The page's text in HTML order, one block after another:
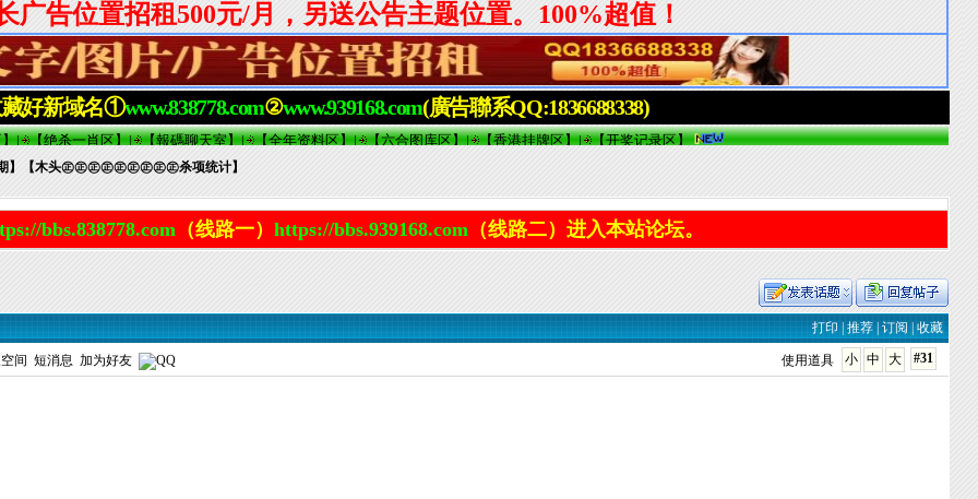
【木头㊣㊣㊣㊣㊣㊣㊣㊣㊣杀项统计】
bbs.838778.com（线路一） https://bbs.939168.com（线路二）进入本站论坛。
打印 推荐| 订阅
收藏
#31
大
中
小
使用道具
间 短消息 加为好友